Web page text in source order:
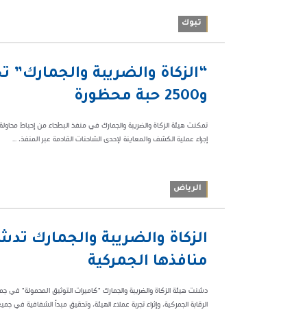
تبوك
و2500 حبة محظورة
إجراء عملية الكشف والمعاينة لإحدى الشاحنات القادمة عبر المنفذ، ...
الرياض
الزكاة والضريبة والجمارك
منافذها الجمركية
دشنت هيئة الزكاة والضريبة والجمارك "كاميرات التوثيق المحمولة" في
الرقابة الجمركية، وإثراء تجربة عملاء الهيئة، وتحقيق مبدأ الشفافية في